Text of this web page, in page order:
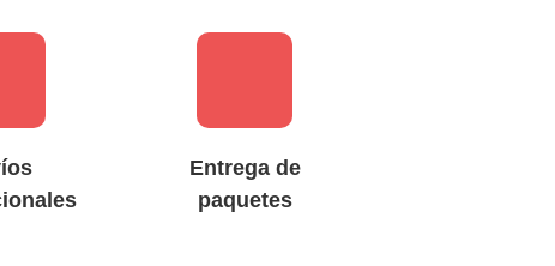
Entrega de
paquetes